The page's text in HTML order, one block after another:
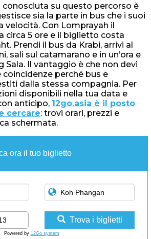
conosciuta su questo percorso è
sia la parte in bus che i suoi
velocità. Con Lomprayah il
circa 5 ore e il biglietto costa
Prendi il bus da Krabi, arrivi al
sali sul catamarano e in un’ora e
Sala. Il vantaggio è che non devi
perché bus e
dalla stessa compagnia. Per
disponibili nella tua data e
anticipo, 12go.asia è il posto
cercare: trovi orari, prezzi e
schermata.
ora il tuo biglietto
Trova i biglietti
Powered by 12Go system